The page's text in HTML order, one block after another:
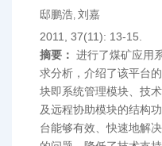
邸鹏浩, 刘嘉
2011, 37(11): 13-15.
摘要： 进行了煤矿应用
求分析，介绍了该平台
块即系统管理模块、技
及远程协助模块的结构
台能够有效、快速地解